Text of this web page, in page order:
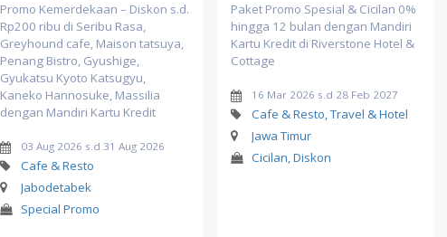
Promo Kemerdekaan – Diskon s.d.
Rp200 ribu di Seribu Rasa,
Greyhound cafe, Maison tatsuya,
Penang Bistro, Gyushige,
Gyukatsu Kyoto Katsugyu,
Kaneko Hannosuke, Massilia
dengan Mandiri Kartu Kredit
03 Aug 2026 s.d 31 Aug 2026
Cafe & Resto
Jabodetabek
Special Promo
Paket Promo Spesial & Cicilan 0%
hingga 12 bulan dengan Mandiri
Kartu Kredit di Riverstone Hotel &
Cottage
16 Mar 2026 s.d 28 Feb 2027
Cafe & Resto, Travel & Hotel
Jawa Timur
Cicilan, Diskon